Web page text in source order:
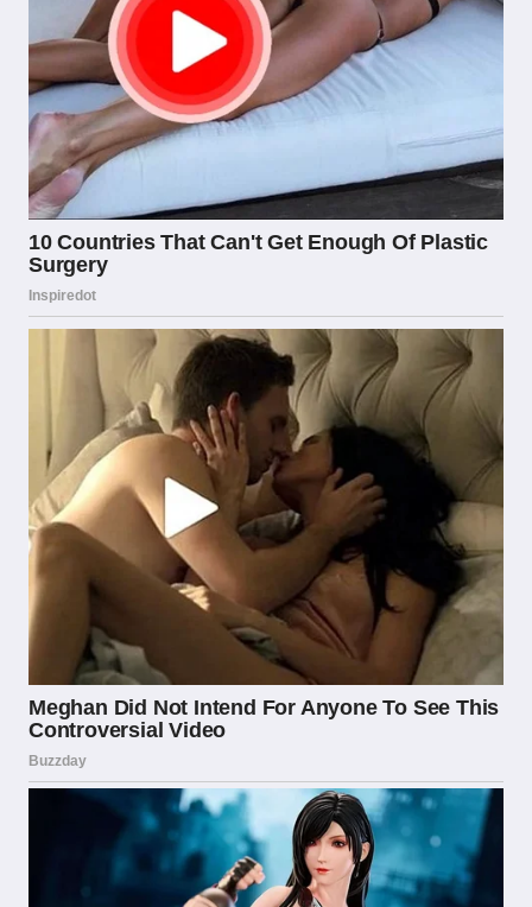
all’evoluzione tecnologica del settore.
L’emergere delle criptovalute come mezzo di
pagamento, lo sviluppo delle scommesse su
eventi di esports e la potenziale
regolamentazione di nuove forme di gioco
rappresentano altrettante aree in cui l’ente
regolatore dovrà sviluppare nuove competenze
e strumenti normativi. La capacità dell’ADM di
adattarsi a queste trasformazioni sarà
determinante per mantenere l’efficacia del
sistema di licenze e per continuare a offrire ai
consumatori italiani un mercato sicuro e
regolamentato.
Scommezoid, nel monitorare costantemente
l’evoluzione del mercato italiano, evidenzia
come la qualità della regolamentazione ADM
abbia contribuito a creare un ecosistema
relativamente sano rispetto ad altri mercati
europei, dove la frammentazione normativa o
l’assenza di regole chiare ha favorito la
proliferazione di operatori non affidabili.
Questa solidità regolamentare rappresenta un
patrimonio da preservare e rafforzare nel
In conclusione, la licenza AAMS/ADM